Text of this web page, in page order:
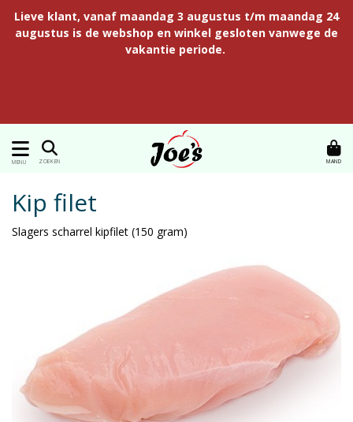
Lieve klant, vanaf maandag 3 augustus t/m maandag 24
augustus is de webshop en winkel gesloten vanwege de
vakantie periode.
MENU ZOEKEN MAND
Kip filet
Slagers scharrel kipfilet (150 gram)